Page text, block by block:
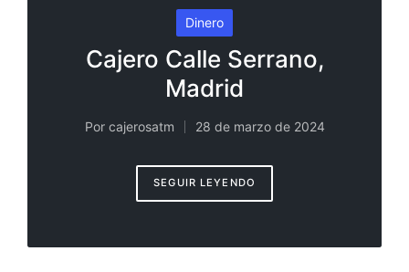
Publicado
en
Dinero
Cajero Calle Serrano,
Madrid
Publicado
Por cajerosatm 28 de marzo de 2024
SEGUIR LEYENDO